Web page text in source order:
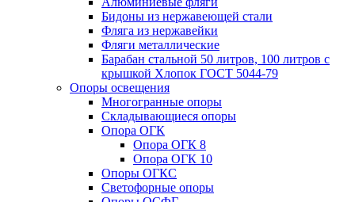
Бидоны из нержавеющей стали
Фляга из нержавейки
Фляги металлические
Барабан стальной 50 литров, 100 литров с
крышкой Хлопок ГОСТ 5044-79
Опоры освещения
Многогранные опоры
Складывающиеся опоры
Опора ОГК
Опора ОГК 8
Опора ОГК 10
Опоры ОГКС
Светофорные опоры